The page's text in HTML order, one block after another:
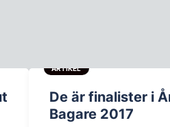
ARTIKEL
De är finalister i
Bagare 2017